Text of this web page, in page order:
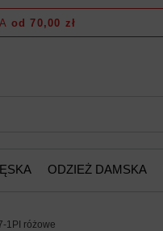
od 70,00 zł
ODZIEŻ DAMSKA
1PI różowe